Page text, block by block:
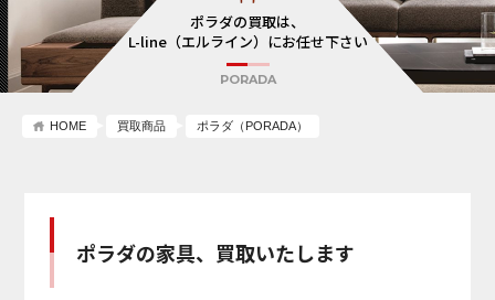
ポラダの買取は、
L-line（エルライン）にお任せ下さい
PORADA
HOME 買取商品 ポラダ（PORADA）
ポラダの家具、買取いたします